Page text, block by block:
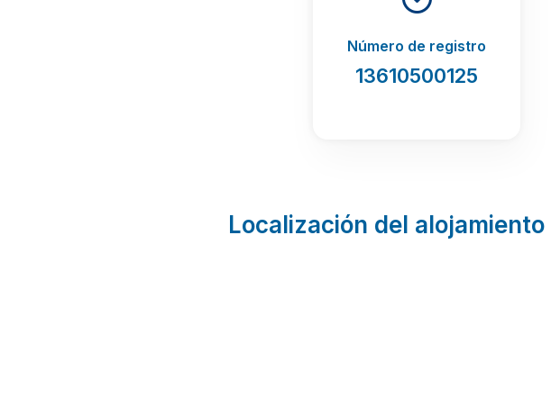
Número de registro
13610500125
Localización del